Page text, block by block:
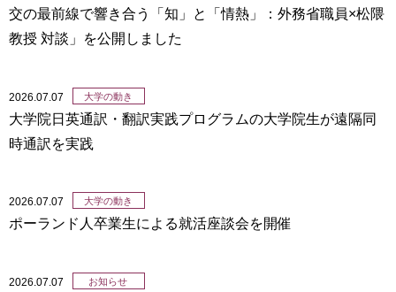
交の最前線で響き合う「知」と「情熱」：外務省職員×松隈
教授 対談」を公開しました
2026.07.07 大学の動き
大学院日英通訳・翻訳実践プログラムの大学院生が遠隔同
時通訳を実践
2026.07.07 大学の動き
ポーランド人卒業生による就活座談会を開催
2026.07.07 お知らせ